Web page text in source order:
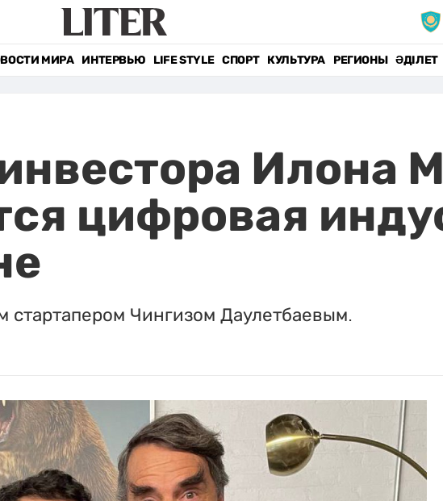
МИРА ИНТЕРВЬЮ LIFE STYLE СПОРТ КУЛЬТУРА РЕГИОНЫ ӘДІЛЕТ
Илона
цифровая
стартапером Чингизом Даулетбаевым.